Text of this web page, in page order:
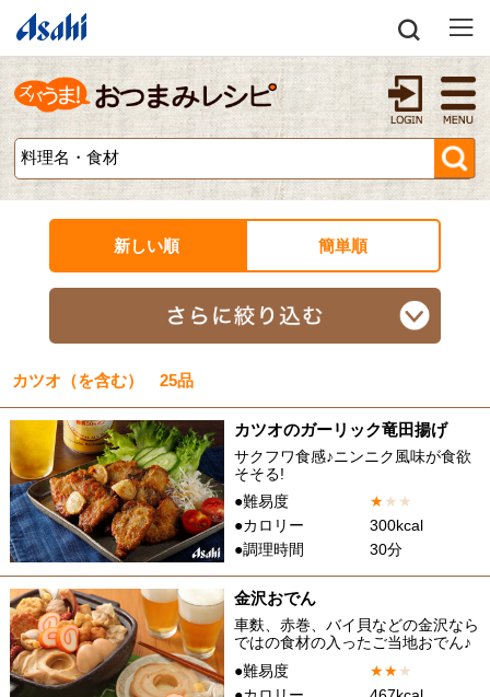
新しい順 簡単順
カツオ（を含む） 25品
カツオのガーリック竜田揚げ
サクフワ食感♪ニンニク風味が食欲
そそる!
●難易度
★★ ★
●カロリー
300kcal
●調理時間
30分
金沢おでん
車麩、赤巻、バイ貝などの金沢なら
ではの食材の入ったご当地おでん♪
●難易度
★★★